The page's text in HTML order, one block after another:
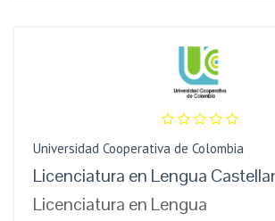
Universidad Cooperativa de Colombia
Licenciatura en Lengua
Licenciatura en Lengua